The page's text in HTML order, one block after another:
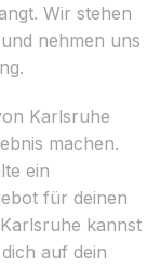
Wir stehen
nehmen uns
Karlsruhe
machen.
ein
für deinen
kannst
auf dein